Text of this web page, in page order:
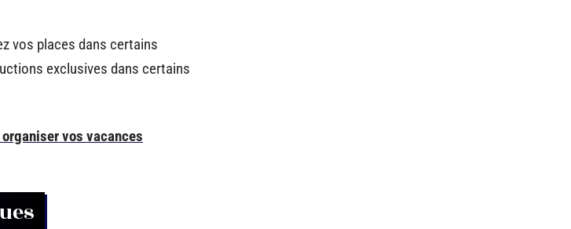
vos places dans certains
exclusives dans certains
vos vacances